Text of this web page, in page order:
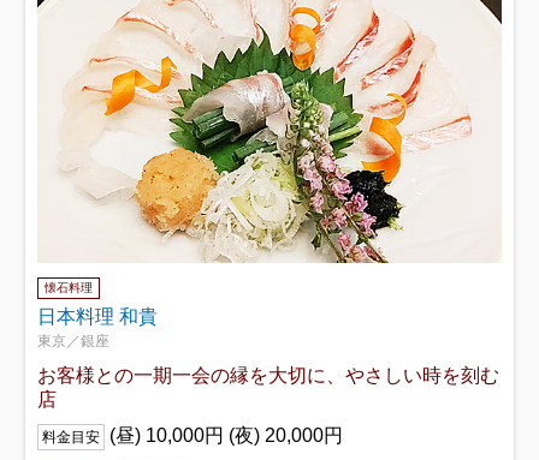
懐石料理
日本料理 和貴
東京／銀座
お客様との一期一会の縁を大切に、やさしい時を刻む
店
料金目安 (昼) 10,000円 (夜) 20,000円